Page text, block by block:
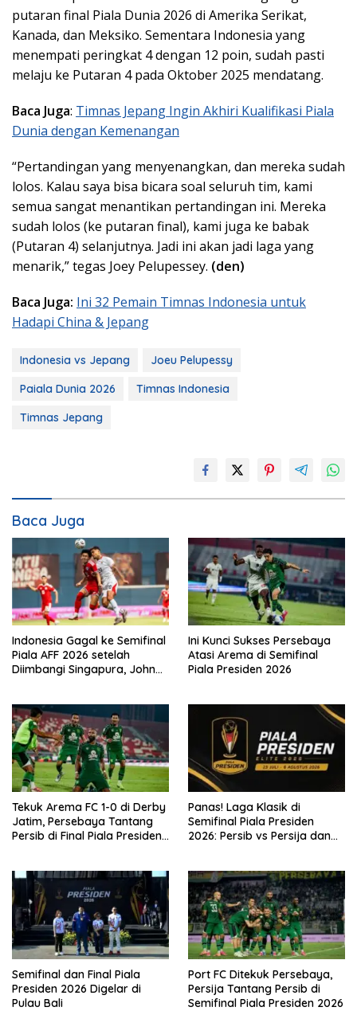
putaran final Piala Dunia 2026 di Amerika Serikat,
Kanada, dan Meksiko. Sementara Indonesia yang
menempati peringkat 4 dengan 12 poin, sudah pasti
melaju ke Putaran 4 pada Oktober 2025 mendatang.
Baca Juga: Timnas Jepang Ingin Akhiri Kualifikasi Piala
Dunia dengan Kemenangan
“Pertandingan yang menyenangkan, dan mereka sudah
lolos. Kalau saya bisa bicara soal seluruh tim, kami
semua sangat menantikan pertandingan ini. Mereka
sudah lolos (ke putaran final), kami juga ke babak
(Putaran 4) selanjutnya. Jadi ini akan jadi laga yang
menarik,” tegas Joey Pelupessey. (den)
Baca Juga: Ini 32 Pemain Timnas Indonesia untuk
Hadapi China & Jepang
Indonesia vs Jepang
Joeu Pelupessy
Paiala Dunia 2026
Timnas Indonesia
Timnas Jepang
Baca Juga
Indonesia Gagal ke Semifinal
Piala AFF 2026 setelah
Diimbangi Singapura, John
Ini Kunci Sukses Persebaya
Atasi Arema di Semifinal
Piala Presiden 2026
Tekuk Arema FC 1-0 di Derby
Jatim, Persebaya Tantang
Persib di Final Piala Presiden
Panas! Laga Klasik di
Semifinal Piala Presiden
2026: Persib vs Persija dan
Semifinal dan Final Piala
Presiden 2026 Digelar di
Pulau Bali
Port FC Ditekuk Persebaya,
Persija Tantang Persib di
Semifinal Piala Presiden 2026